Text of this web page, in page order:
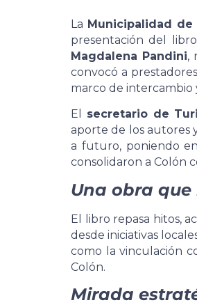
La Municipalidad de
presentación del libro
Magdalena Pandini,
convocó a
marco de
El secretario de
aporte de los autores
a futuro, poniendo
consolidaron a Colón
Una obra
El libro repasa hitos,
desde iniciativas
como la vinculación
Colón.
Mirada